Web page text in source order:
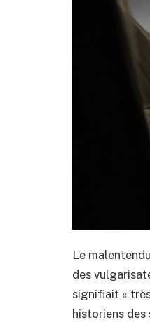
Le
des
signifiait «
historiens